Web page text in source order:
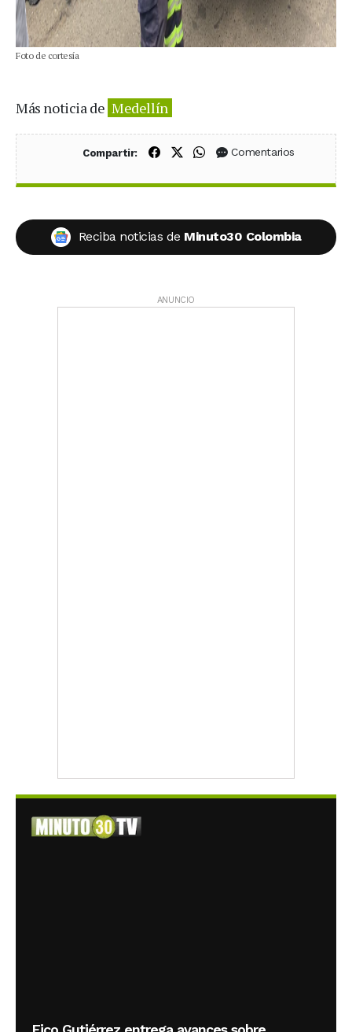
Foto de cortesía
Más noticia de Medellín
Compartir: Compartir en Facebook
Compartir en X (Twitter)
Compartir en WhatsApp
Comentarios
Reciba noticias de Minuto30 Colombia
ANUNCIO